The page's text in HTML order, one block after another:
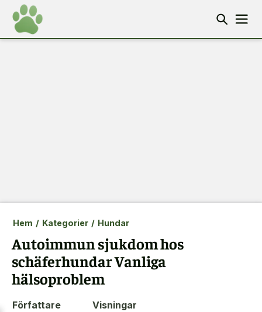
Hem / Kategorier / Hundar
Autoimmun sjukdom hos
schäferhundar Vanliga
hälsoproblem
Författare
Visningar